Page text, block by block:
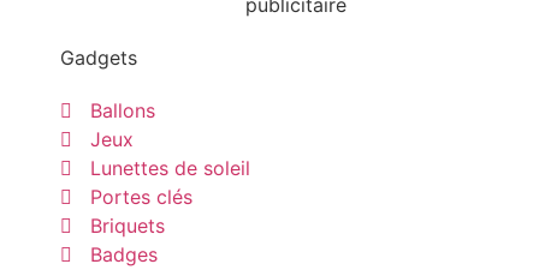
Gadgets
Ballons
Jeux
Lunettes de soleil
Portes clés
Briquets
Badges